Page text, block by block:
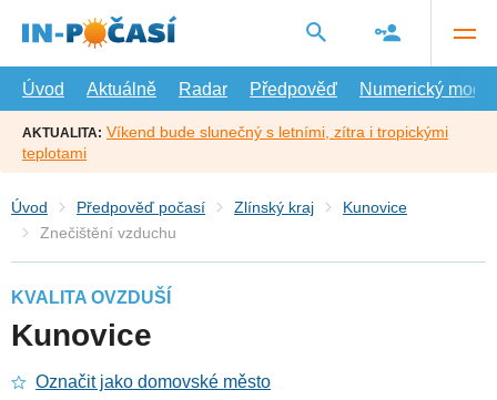
hlavní
Úvod
Aktuálně Radar Předpověď Numerický model
AKTUALITA: Víkend bude slunečný s letními, zítra i tropickými
teplotami
Úvod Předpověď počasí Zlínský kraj
Kunovice
Znečištění vzduchu
KVALITA OVZDUŠÍ
Kunovice
Označit jako domovské město